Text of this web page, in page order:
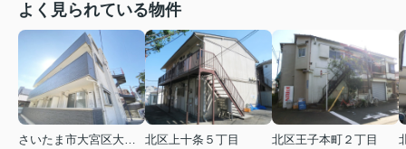
よく見られている物件
さいたま市大宮区大成町１丁目
北区上十条５丁目
北区王子本町２丁目